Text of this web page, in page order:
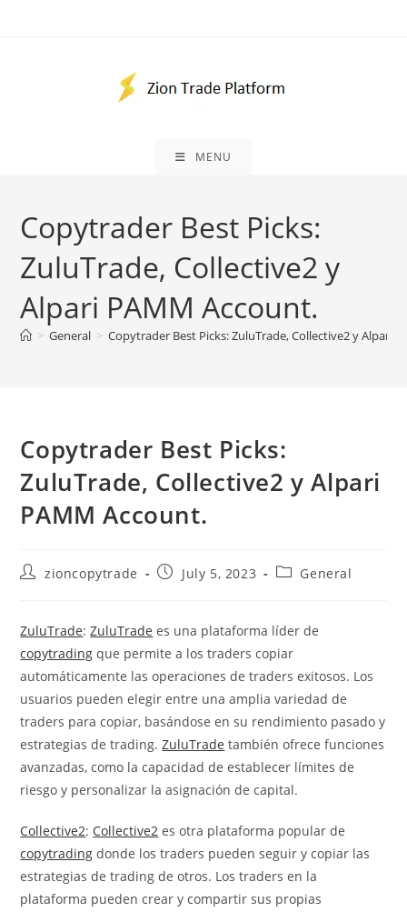
MENU
Copytrader Best Picks:
ZuluTrade, Collective2 y
Alpari PAMM Account.
> General > Copytrader Best Picks: ZuluTrade, Collective2 y Alpari
Copytrader Best Picks:
ZuluTrade, Collective2 y Alpari
PAMM Account.
Postzioncopytrade
PostJuly 5, 2023
PostGeneral
ZuluTrade:ZuluTrade es una plataforma líder de
copytrading que permite a los traders copiar
automáticamente las operaciones de traders exitosos. Los
usuarios pueden elegir entre una amplia variedad de
traders para copiar, basándose en su rendimiento pasado y
estrategias de trading.ZuluTrade también ofrece funciones
avanzadas, como la capacidad de establecer límites de
riesgo y personalizar la asignación de capital.
Collective2: Collective2 es otra plataforma popular de
copytrading donde los traders pueden seguir y copiar las
estrategias de trading de otros. Los traders en la
plataforma pueden crear y compartir sus propias